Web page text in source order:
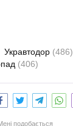
Укравтодор (486)
(406)
подобається